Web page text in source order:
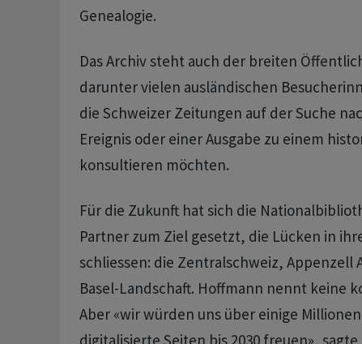
Genealogie.
Das Archiv steht auch der breiten
darunter vielen ausländischen
die Schweizer Zeitungen auf der Suche
Ereignis oder einer Ausgabe zu einem
konsultieren möchten.
Für die Zukunft hat sich die
Partner zum Ziel gesetzt, die Lücken in
schliessen: die Zentralschweiz, Appenzell
Basel-Landschaft. Hoffmann nennt keine
Aber «wir würden uns über einige
digitalisierte Seiten bis 2030 freuen»,